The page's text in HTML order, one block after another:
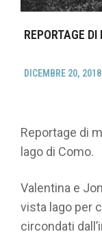
REPORTAGE
DICEMBRE 20, 2018
Reportage di
lago di Como.
Valentina e
vista lago per
circondati